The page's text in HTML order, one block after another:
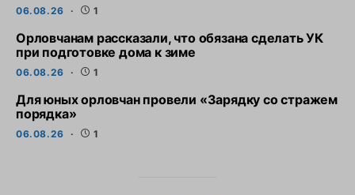
06.08.26 1
Орловчанам рассказали, что обязана сделать УК
при подготовке дома к зиме
06.08.26 1
Для юных орловчан провели «Зарядку со стражем
порядка»
06.08.26 1